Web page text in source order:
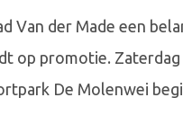
Van der Made een
op promotie.
De Molenwei